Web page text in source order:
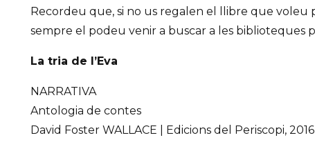
Recordeu que, si no us regalen el llibre que voleu
sempre el podeu venir a buscar a les biblioteques
La tria de l’Eva
NARRATIVA
Antologia de contes
David Foster WALLACE | Edicions del Periscopi, 2016